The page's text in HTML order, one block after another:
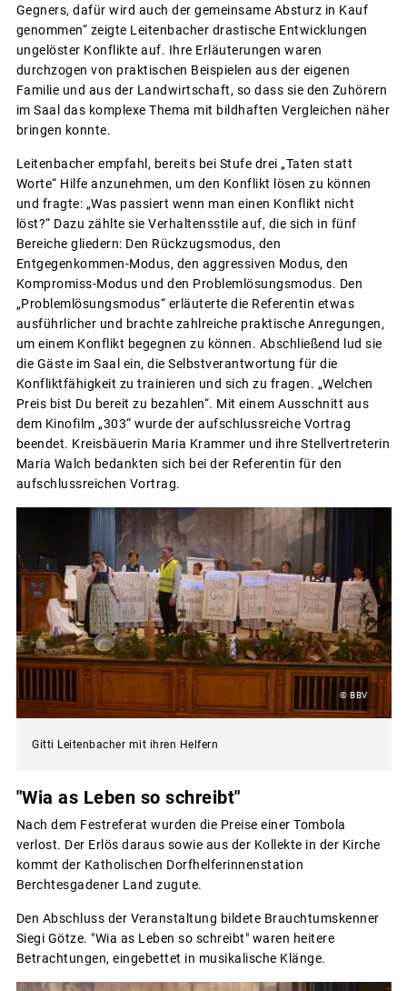
Gegners, dafür wird auch der gemeinsame Absturz in Kauf
genommen“ zeigte Leitenbacher drastische Entwicklungen
ungelöster Konflikte auf. Ihre Erläuterungen waren
durchzogen von praktischen Beispielen aus der eigenen
Familie und aus der Landwirtschaft, so dass sie den Zuhörern
im Saal das komplexe Thema mit bildhaften Vergleichen näher
bringen konnte.
Leitenbacher empfahl, bereits bei Stufe drei „Taten statt
Worte“ Hilfe anzunehmen, um den Konflikt lösen zu können
und fragte: „Was passiert wenn man einen Konflikt nicht
löst?“ Dazu zählte sie Verhaltensstile auf, die sich in fünf
Bereiche gliedern: Den Rückzugsmodus, den
Entgegenkommen-Modus, den aggressiven Modus, den
Kompromiss-Modus und den Problemlösungsmodus. Den
„Problemlösungsmodus“ erläuterte die Referentin etwas
ausführlicher und brachte zahlreiche praktische Anregungen,
um einem Konflikt begegnen zu können. Abschließend lud sie
die Gäste im Saal ein, die Selbstverantwortung für die
Konfliktfähigkeit zu trainieren und sich zu fragen. „Welchen
Preis bist Du bereit zu bezahlen“. Mit einem Ausschnitt aus
dem Kinofilm „303“ wurde der aufschlussreiche Vortrag
beendet. Kreisbäuerin Maria Krammer und ihre Stellvertreterin
Maria Walch bedankten sich bei der Referentin für den
aufschlussreichen Vortrag.
© BBV
Gitti Leitenbacher mit ihren Helfern
"Wia as Leben so schreibt"
Nach dem Festreferat wurden die Preise einer Tombola
verlost. Der Erlös daraus sowie aus der Kollekte in der Kirche
kommt der Katholischen Dorfhelferinnenstation
Berchtesgadener Land zugute.
Den Abschluss der Veranstaltung bildete Brauchtumskenner
Siegi Götze. "Wia as Leben so schreibt" waren heitere
Betrachtungen, eingebettet in musikalische Klänge.